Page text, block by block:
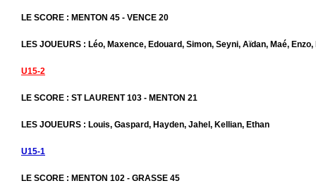
LE SCORE : MENTON 45 - VENCE 20
LES JOUEURS : Léo, Maxence, Edouard, Simon, Seyni, Aïdan, Maé,
U15-2
LE SCORE : ST LAURENT 103 - MENTON 21
LES JOUEURS : Louis, Gaspard, Hayden, Jahel, Kellian, Ethan
U15-1
LE SCORE : MENTON 102 - GRASSE 45